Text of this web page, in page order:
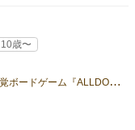
理
×脱出×カルタ取りの新感覚ボードゲーム『ALLDOOR』シリーズ！ カラフルでポップな世界観へ！
10歳〜